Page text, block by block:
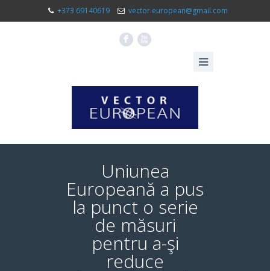
+373 69140619 vector.european@gmail.com
F X
Uniunea
Europeană a pus
la punct o serie
de măsuri
pentru a-şi
reduce